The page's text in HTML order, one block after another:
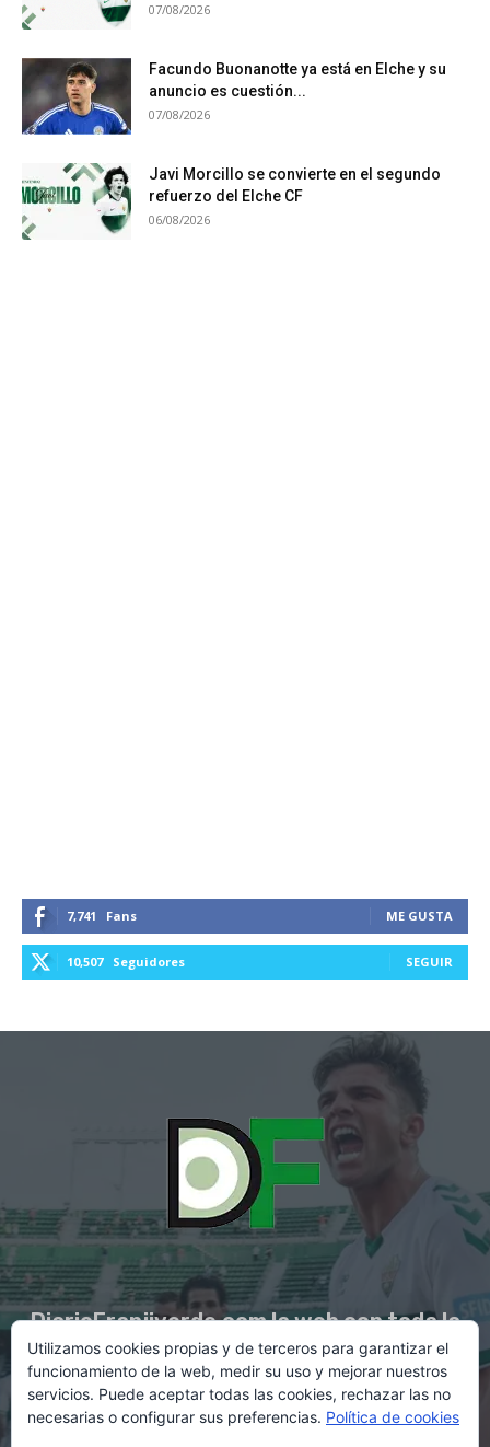
07/08/2026
Facundo Buonanotte ya está en Elche y su
anuncio es cuestión...
07/08/2026
Javi Morcillo se convierte en el segundo
refuerzo del Elche CF
06/08/2026
7,741 Fans ME GUSTA
10,507 Seguidores SEGUIR
DiarioFranjiverde.com la web con toda la
información del Elche C.F.
Contacto en:diario@franjiverde.com
Utilizamos cookies propias y de terceros para garantizar el
funcionamiento de la web, medir su uso y mejorar nuestros
servicios. Puede aceptar todas las cookies, rechazar las no
necesarias o configurar sus preferencias. Política de cookies